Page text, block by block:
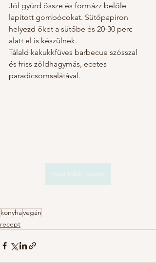
Jól gyúrd össze és formázz belőle
lapított gombócokat. Sütőpapíron
helyezd őket a sütőbe és 20-30 perc
alatt el is készülnek.
Tálald kakukkfüves barbecue szósszal
és friss zöldhagymás, ecetes
paradicsomsalátával.
még több recept
konyhavegán
recept